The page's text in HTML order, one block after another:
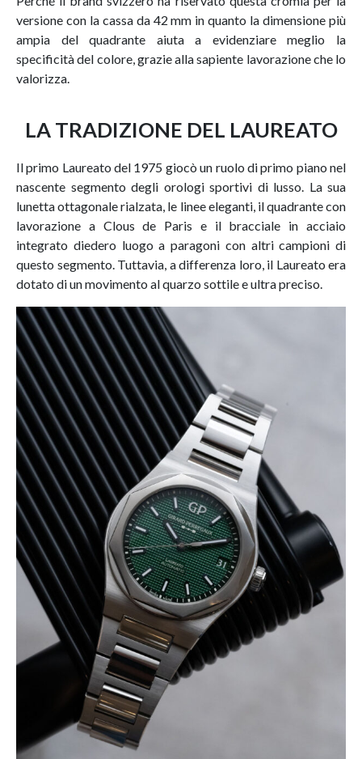
versione con la cassa da 42 mm in quanto la dimensione più
ampia del quadrante aiuta a evidenziare meglio la
specificità del colore, grazie alla sapiente lavorazione che lo
valorizza.
LA TRADIZIONE DEL LAUREATO
Il primo Laureato del 1975 giocò un ruolo di primo piano nel
nascente segmento degli orologi sportivi di lusso. La sua
lunetta ottagonale rialzata, le linee eleganti, il quadrante con
lavorazione a Clous de Paris e il bracciale in acciaio
integrato diedero luogo a paragoni con altri campioni di
questo segmento. Tuttavia, a differenza loro, il Laureato era
dotato di un movimento al quarzo sottile e ultra preciso.